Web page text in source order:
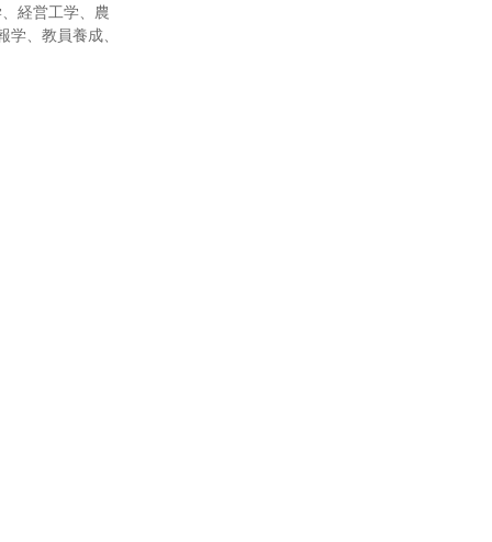
経営工学、農
、教員養成、